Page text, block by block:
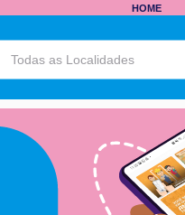
HOME